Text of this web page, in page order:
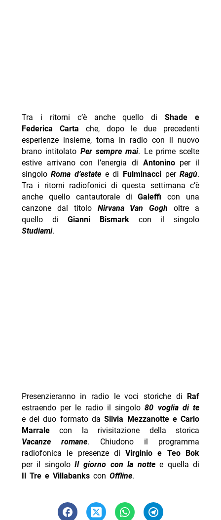
Tra i ritorni c’è anche quello diShade e
Federica Carta che, dopo le due precedenti
esperienze insieme, torna in radio con il nuovo
brano intitolato Per sempre mai. Le prime scelte
estive arrivano con l’energia di Antonino per il
singoloRoma d’estate e di Fulminacci perRagù.
Tra i ritorni radiofonici di questa settimana c’è
anche quello cantautorale diGalefficon una
canzone dal titolo Nirvana Van Gogholtre a
quello diGianni Bismark con il singolo
Studiami.
Presenzieranno in radio le voci storiche di
Raf
estraendo per le radio il singolo80 voglia di te
e del duo formato daSilvia Mezzanotte e Carlo
Marralecon la rivisitazione della storica
Vacanze romane. Chiudono il programma
radiofonica le presenze diVirginio e Teo Bok
per il singoloIl giorno con la nottee quella di
Il Tre e Villabanks con Offline.